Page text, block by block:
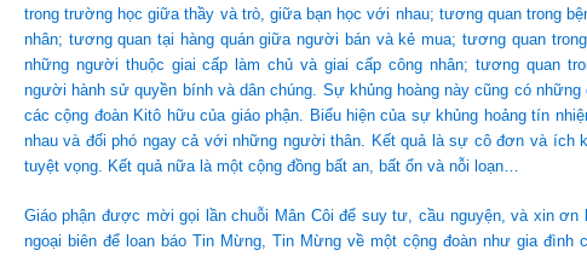
trong trường học giữa thầy và trò, giữa bạn học với nhau; tương quan trong
nhân; tương quan tại hàng quán giữa người bán và kẻ mua; tương quan
những người thuộc giai cấp làm chủ và giai cấp công nhân; tương quan
người hành sử quyền bính và dân chúng. Sự khủng hoàng này cũng có những
các cộng đoàn Kitô hữu của giáo phận. Biểu hiện của sự khủng hoảng tín
nhau và đối phó ngay cả với những người thân. Kết quả là sự cô đơn và ích
tuyệt vọng. Kết quả nữa là một cộng đồng bất an, bất ổn và nỗi loạn…
Giáo phận được mời gọi lần chuỗi Mân Côi để suy tư, cầu nguyện, và xin
ngoại biên để loan báo Tin Mừng, Tin Mừng về một cộng đoàn như gia đình